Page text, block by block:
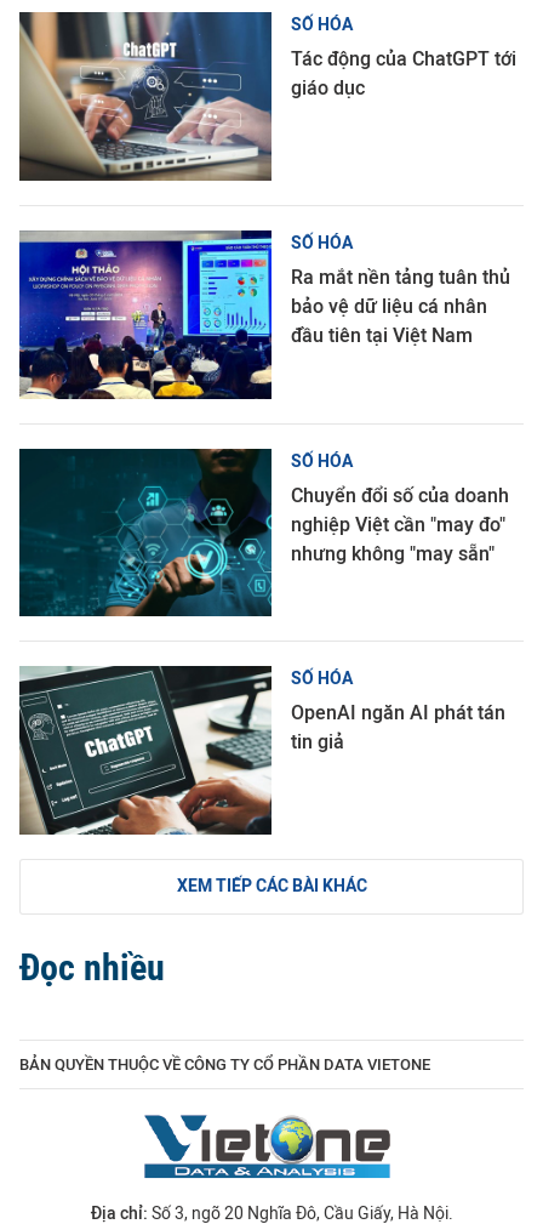
SỐ HÓA
Tác động của ChatGPT tới
giáo dục
SỐ HÓA
Ra mắt nền tảng tuân thủ
bảo vệ dữ liệu cá nhân
đầu tiên tại Việt Nam
SỐ HÓA
Chuyển đổi số của doanh
nghiệp Việt cần "may đo"
nhưng không "may sẵn"
SỐ HÓA
OpenAI ngăn AI phát tán
tin giả
XEM TIẾP CÁC BÀI KHÁC
Đọc nhiều
BẢN QUYỀN THUỘC VỀ CÔNG TY CỔ PHẦN DATA VIETONE
Địa chỉ: Số 3, ngõ 20 Nghĩa Đô, Cầu Giấy, Hà Nội.